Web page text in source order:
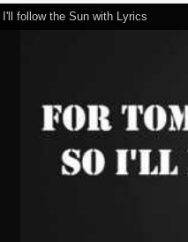
I'll follow the Sun with Lyrics